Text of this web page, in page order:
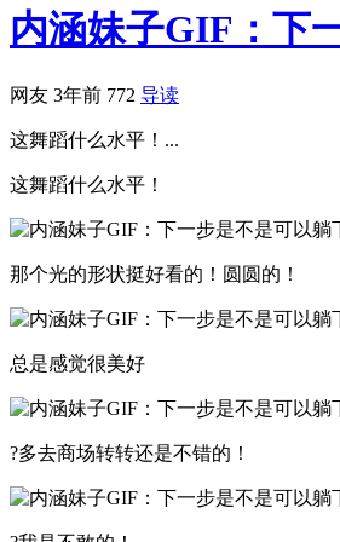
内涵妹子GIF：下
网友 3年前 772 导读
这舞蹈什么水平！...
这舞蹈什么水平！
那个光的形状挺好看的！圆圆的！
总是感觉很美好
?多去商场转转还是不错的！